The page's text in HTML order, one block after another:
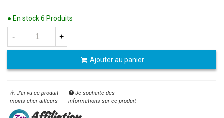
● En stock6 Produits
- +
Ajouter au panier
J'ai vu ce produit
moins cher ailleurs
Je souhaite des
informations sur ce produit